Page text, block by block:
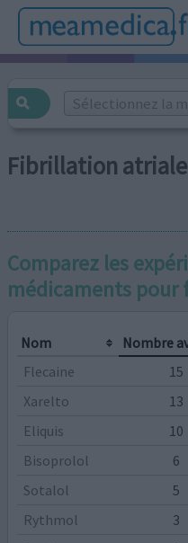
Sélectionnez la
Fibrillation atriale
Comparez les
médicaments pour
Nom Nombre
Flecaine
15
Xarelto
13
Eliquis
10
Bisoprolol
6
Sotalol
5
Rythmol
3